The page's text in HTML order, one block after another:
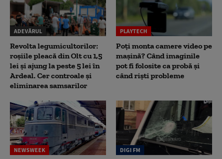
ADEVĂRUL
Revolta legumicultorilor:
roșiile pleacă din Olt cu 1,5
lei și ajung la peste 5 lei în
Ardeal. Cer controale și
eliminarea samsarilor
PLAYTECH
Poți monta camere video pe
mașină? Când imaginile
pot fi folosite ca probă și
când riști probleme
NEWSWEEK DIGI FM